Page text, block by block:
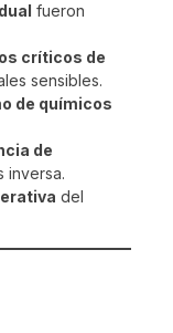
fueron
críticos de
sensibles.
de químicos
de
inversa.
del